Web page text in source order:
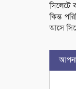
সিলেটে
কিন্ত
আসে